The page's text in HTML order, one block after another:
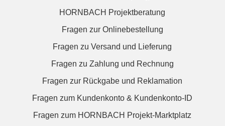
HORNBACH Projektberatung
Fragen zur Onlinebestellung
Fragen zu Versand und Lieferung
Fragen zu Zahlung und Rechnung
Fragen zur Rückgabe und Reklamation
Fragen zum Kundenkonto & Kundenkonto-ID
Fragen zum HORNBACH Projekt-Marktplatz